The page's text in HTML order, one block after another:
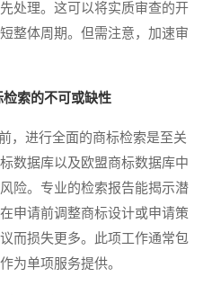
处理。这可以将实质审查的开
整体周期。但需注意，加速审
索的不可或缺性
进行全面的商标检索是至关
数据库以及欧盟商标数据库中
险。专业的检索报告能揭示潜
申请前调整商标设计或申请策
而损失更多。此项工作通常包
为单项服务提供。